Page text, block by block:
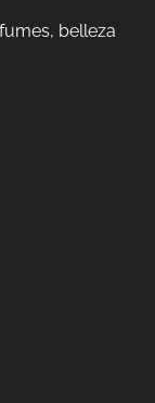
belleza